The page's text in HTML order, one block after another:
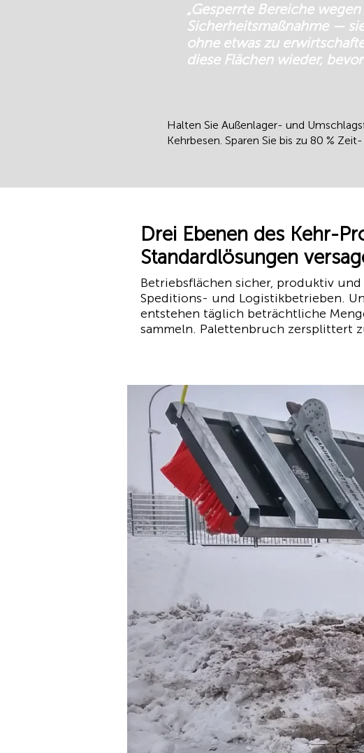
„Gesperrte Bereiche
Sicherheitsmaßnahme —
ohne etwas zu
diese Flächen wieder,
Halten Sie Außenlager- und
Kehrbesen. Sparen Sie bis zu 80 %
Drei Ebenen des Kehr-
Standardlösungen
Betriebsflächen sicher, produktiv
Speditions- und Logistikbetrieben.
entstehen täglich beträchtliche
sammeln. Palettenbruch zersplittert